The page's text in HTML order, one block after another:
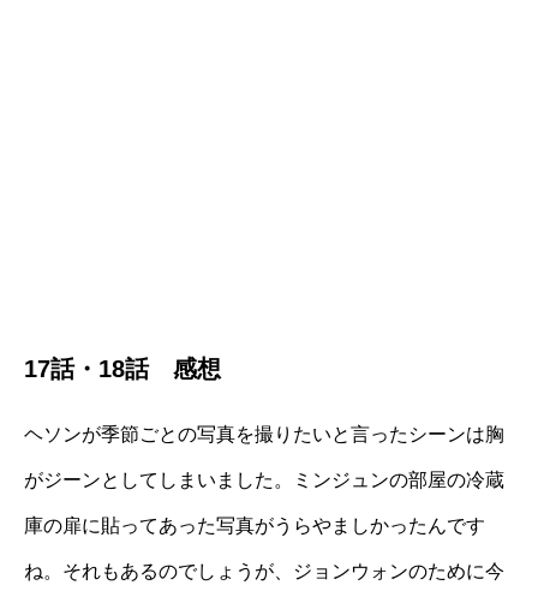
17話・18話 感想
ヘソンが季節ごとの写真を撮りたいと言ったシーンは胸
がジーンとしてしまいました。ミンジュンの部屋の冷蔵
庫の扉に貼ってあった写真がうらやましかったんです
ね。それもあるのでしょうが、ジョンウォンのために今